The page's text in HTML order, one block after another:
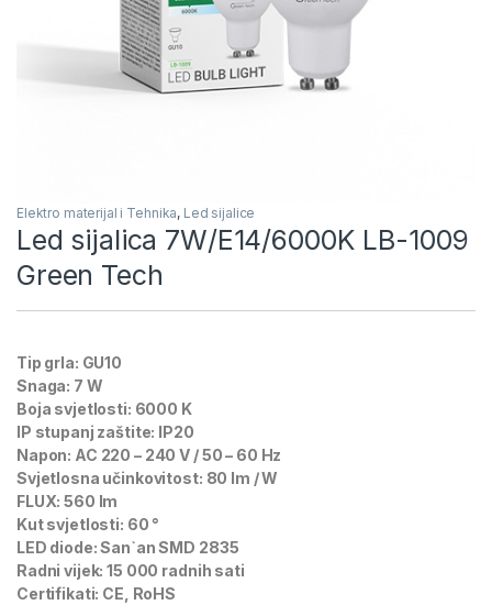
Elektro materijal i Tehnika, Led sijalice
Led sijalica 7W/E14/6000K LB-1009
Green Tech
Tip grla: GU10
Snaga: 7 W
Boja svjetlosti: 6000 K
IP stupanj zaštite: IP20
Napon: AC 220 – 240 V / 50 – 60 Hz
Svjetlosna učinkovitost: 80 lm / W
FLUX: 560 lm
Kut svjetlosti: 60 °
LED diode: San`an SMD 2835
Radni vijek: 15 000 radnih sati
Certifikati: CE, RoHS